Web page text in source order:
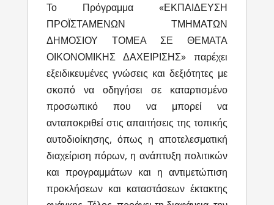
Το Πρόγραμμα «ΕΚΠΑΙΔΕΥΣΗ
ΠΡΟΪΣΤΑΜΕΝΩΝ ΤΜΗΜΑΤΩΝ
ΔΗΜΟΣΙΟΥ ΤΟΜΕΑ ΣΕ ΘΕΜΑΤΑ
ΟΙΚΟΝΟΜΙΚΗΣ ΔΑΧΕΙΡΙΣΗΣ» παρέχει
εξειδικευμένες γνώσεις και δεξιότητες με
σκοπό να οδηγήσει σε καταρτισμένο
προσωπικό που να μπορεί να
ανταποκριθεί στις απαιτήσεις της τοπικής
αυτοδιοίκησης, όπως η αποτελεσματική
διαχείριση πόρων, η ανάπτυξη πολιτικών
και προγραμμάτων και η αντιμετώπιση
προκλήσεων και καταστάσεων έκτακτης